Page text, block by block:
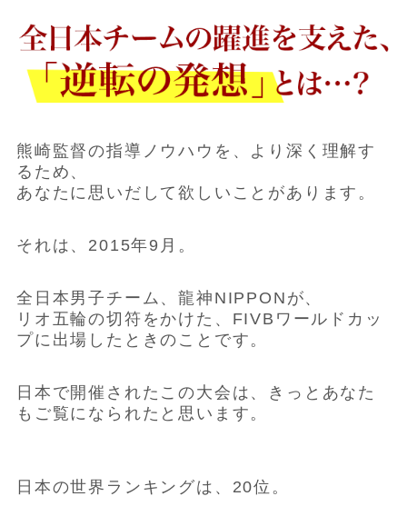
熊崎監督の指導ノウハウを、より深く理解す
るため、
あなたに思いだして欲しいことがあります。
それは、2015年9月。
全日本男子チーム、龍神NIPPONが、
リオ五輪の切符をかけた、FIVBワールドカッ
プに出場したときのことです。
日本で開催されたこの大会は、きっとあなた
もご覧になられたと思います。
日本の世界ランキングは、20位。